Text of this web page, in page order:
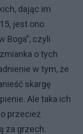
dając im
jest ono
Boga”, czyli
o tych
w tym, że
skargę
Ale taka ich
przecież
za grzech.